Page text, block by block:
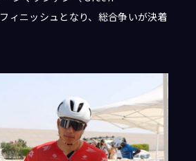
ィニッシュとなり、総合争いが決着